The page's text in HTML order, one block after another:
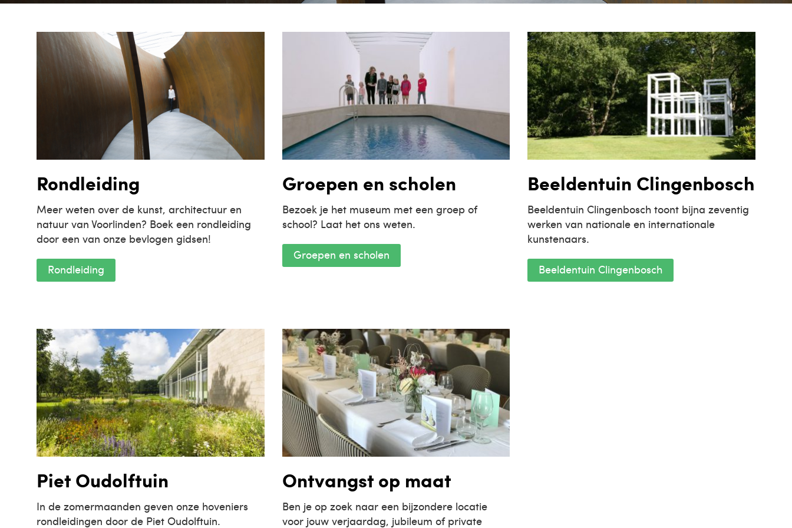
Rondleiding
Meer weten over de kunst, architectuur en
natuur van Voorlinden? Boek een rondleiding
door een van onze bevlogen gidsen!
Rondleiding
Groepen en scholen
Bezoek je het museum met een groep of
school? Laat het ons weten.
Groepen en scholen
Beeldentuin Clingenbosch
Beeldentuin Clingenbosch toont bijna zeventig
werken van nationale en internationale
kunstenaars.
Beeldentuin Clingenbosch
Piet Oudolftuin
In de zomermaanden geven onze hoveniers
rondleidingen door de Piet Oudolftuin.
Ontvangst op maat
Ben je op zoek naar een bijzondere locatie
voor jouw verjaardag, jubileum of private